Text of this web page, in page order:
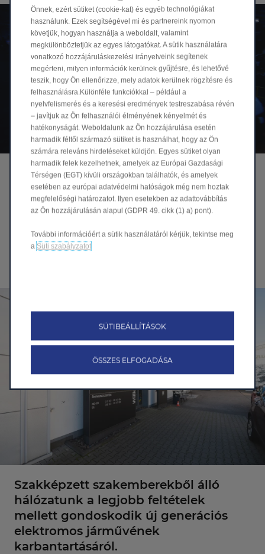
Szlovákiában raktározott és naponta
szállított cserealkatrészek
Cserealkatrészeink raktározását Lozornoból biztosítjuk.
disztribúciós hálózata garantálja. Amikor Leapmotor járművét
egy hivatalos Leapmotor partner átvizsgálja, biztos lehet benne,
hogy járműve még sok éven át hibátlanul fog üzemelni.
Szakképzett szakemberekből álló
hálózatunk a legjobb feltételek
mellett gondoskodik új generációs
elektromos járművének
karbantartásáról.
Önnek, ezért sütiket (cookie-kat) és egyéb technológiákat
használunk. Ezek segítségével mi és partnereink nyomon
követjük, hogyan használja a weboldalt, valamint
megkülönböztetjük az egyes látogatókat. A sütik használatára
vonatkozó hozzájáruláskezelési irányelveink segítenek
megérteni, milyen információk kerülnek gyűjtésre, és lehetővé
teszik, hogy Ön ellenőrizze, mely adatok kerülnek rögzítésre és
felhasználásra.Különféle funkciókkal – például a
nyelvfelismerés és a keresési eredmények testreszabása révén
– javítjuk az Ön felhasználói élményének kényelmét és
hatékonyságát. Weboldalunk az Ön hozzájárulása esetén
harmadik féltől származó sütiket is használhat, hogy az Ön
számára releváns hirdetéseket küldjön. Egyes sütiket olyan
harmadik felek kezelhetnek, amelyek az Európai Gazdasági
Térségen (EGT) kívüli országokban találhatók, és amelyek
esetében az európai adatvédelmi hatóságok még nem hoztak
megfelelőségi határozatot. Ilyen esetekben az adattovábbítás
az Ön hozzájárulásán alapul (GDPR 49. cikk (1) a) pont).
További információért a sütik használatáról kérjük, tekintse meg
a Süti szabályzatot
SÜTIBEÁLLÍTÁSOK
ÖSSZES ELFOGADÁSA